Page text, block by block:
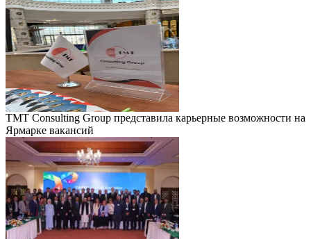
TMT Consulting Group представила карьерные возможности на
Ярмарке вакансий